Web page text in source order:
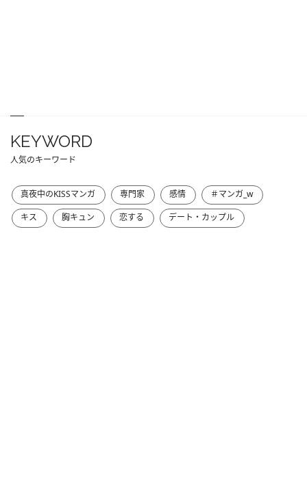
KEYWORD
人気のキーワード
真夜中のKISSマンガ 専門家 感情
＃マンガ_w
キス
胸キュン 恋する デート・カップル